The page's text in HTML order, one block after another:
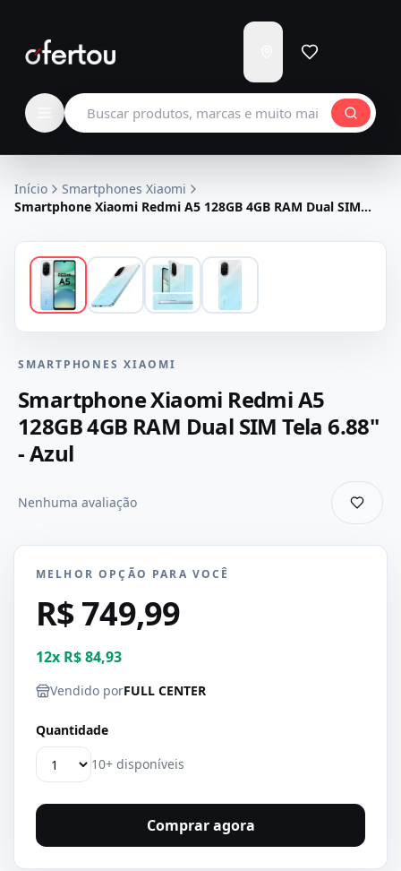
para
Carregando...
Buscar produtos
Início
Smartphones Xiaomi
Smartphone Xiaomi Redmi A5 128GB 4GB RAM Dual SIM
SMARTPHONES XIAOMI
Smartphone Xiaomi Redmi A5
128GB 4GB RAM Dual SIM Tela 6.88"
- Azul
Nenhuma avaliação
MELHOR OPÇÃO PARA VOCÊ
R$ 749,99
12x R$ 84,93
Vendido porFULL CENTER
Quantidade
10+ disponíveis
Comprar agora